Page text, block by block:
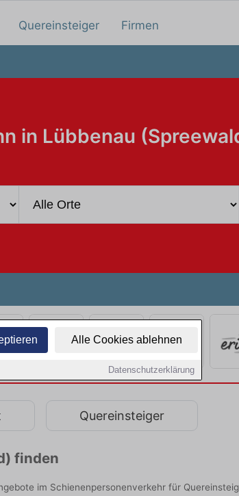
Alle Cookies ablehnen
Datenschutzerklärung
Quereinsteiger Firmen
in Lübbenau
Quereinsteiger
finden
im Schienenpersonenverkehr für